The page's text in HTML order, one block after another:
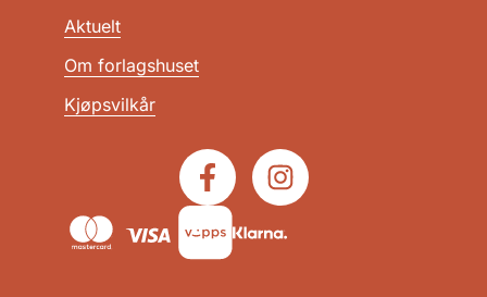
Aktuelt
Om forlagshuset
Kjøpsvilkår